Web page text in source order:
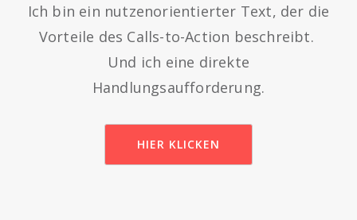
Ich bin ein nutzenorientierter Text, der die
Vorteile des Calls-to-Action beschreibt.
Und ich eine direkte
Handlungsaufforderung.
HIER KLICKEN